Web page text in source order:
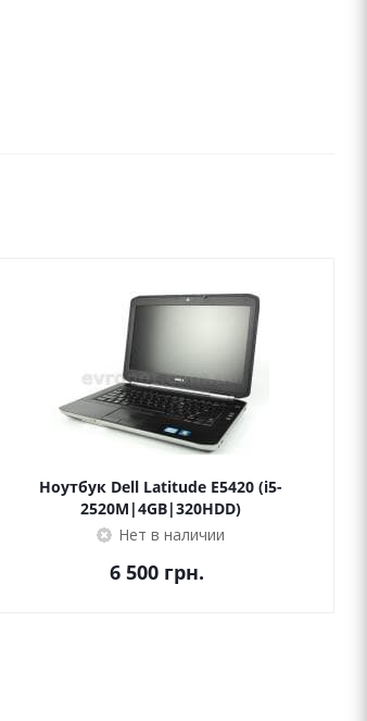
Ноутбук Dell Latitude E5420 (i5-
2520M|4GB|320HDD)
Нет в наличии
6 500грн.